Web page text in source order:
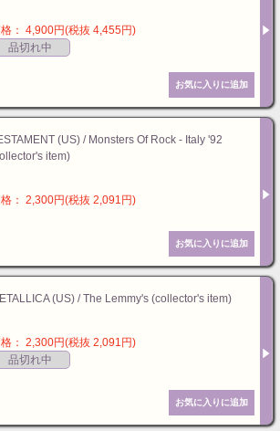
： 4,900円(税抜 4,455円)
品切れ中
(US) / Monsters Of Rock - Italy '92
item)
： 2,300円(税抜 2,091円)
(US) / The Lemmy's (collector's item)
： 2,300円(税抜 2,091円)
品切れ中